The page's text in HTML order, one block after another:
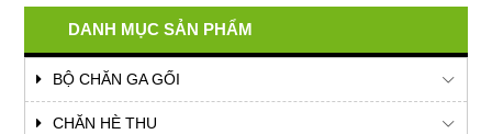
DANH MỤC SẢN PHẨM
BỘ CHĂN GA GỐI
CHĂN HÈ THU